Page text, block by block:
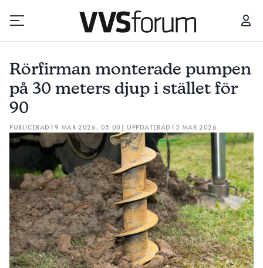
Prenumerera
Hantera prenumeration
Lediga jobb
Annonsera
Läs E-tidningen
Om tidningen
Kontakt
Rörfirman monterade pumpen
på 30 meters djup i stället för
90
PUBLICERAD 19 MAR 2026, 05:00 | UPPDATERAD 13 MAR 2026